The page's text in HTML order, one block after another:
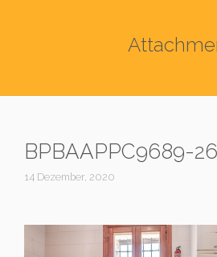
BPBAAPPC9689-26
14 Dezember, 2020